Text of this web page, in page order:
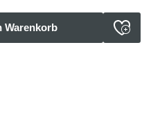
Warenkorb